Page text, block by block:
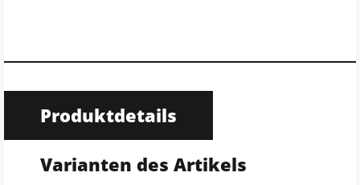
Produktdetails
Varianten des Artikels